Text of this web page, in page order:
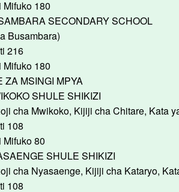
Mifuko 180
SECONDARY SCHOOL
Busambara)
216
Mifuko 180
ZA MSINGI MPYA
SHULE SHIKIZI
cha Mwikoko, Kijiji cha Chitare, Kata
108
Mifuko 80
SHULE SHIKIZI
cha Nyasaenge, Kijiji cha Kataryo,
108